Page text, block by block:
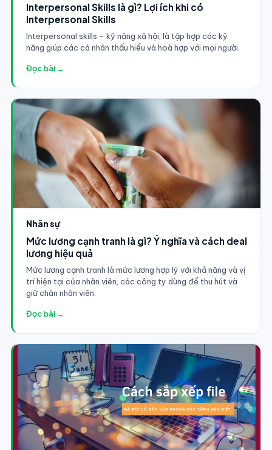
Interpersonal Skills là gì? Lợi ích khi có
Interpersonal Skills
Interpersonal skills - kỹ năng xã hội, là tập hợp các kỹ
năng giúp các cá nhân thấu hiểu và hoà hợp với mọi người.
Đọc bài →
Nhân sự
Mức lương cạnh tranh là gì? Ý nghĩa và cách deal
lương hiệu quả
Mức lương cạnh tranh là mức lương hợp lý với khả năng và vị
trí hiện tại của nhân viên, các công ty dùng để thu hút và
giữ chân nhân viên.
Đọc bài →